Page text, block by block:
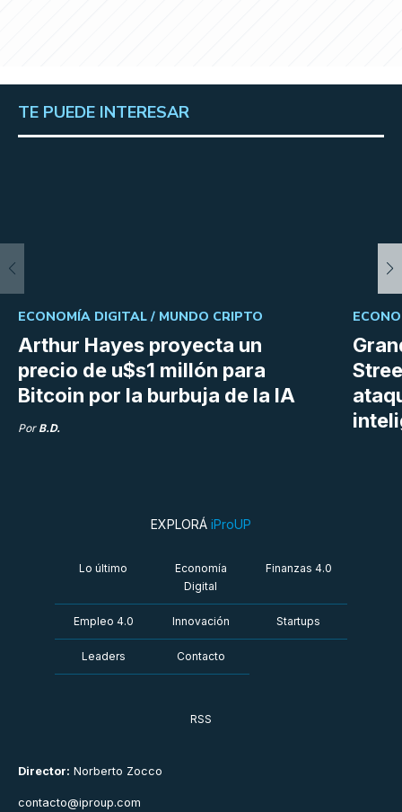
TE PUEDE INTERESAR
Arthur Hayes proyecta un
precio de u$s1 millón para
Bitcoin por la burbuja de la IA
ECONOMÍA DIGITAL / MUNDO CRIPTO
Por B.D.
Director: Norberto Zocco
contacto@iproup.com
EXPLORÁ iProUP
Lo último
Economía
Digital
Finanzas 4.0
Empleo 4.0 Innovación Startups
Leaders Contacto
RSS